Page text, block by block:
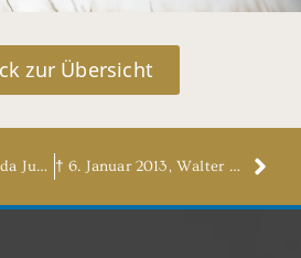
zur Übersicht
† 1. Januar 2013, Hilda Junge † 6. Januar 2013, Walter Timmann